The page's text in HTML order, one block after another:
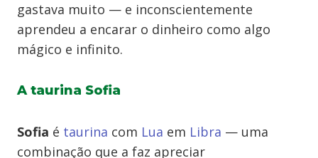
gastava muito — e inconscientemente
aprendeu a encarar o dinheiro como algo
mágico e infinito.
A taurina Sofia
Sofia é taurina com Lua em Libra — uma
combinação que a faz apreciar